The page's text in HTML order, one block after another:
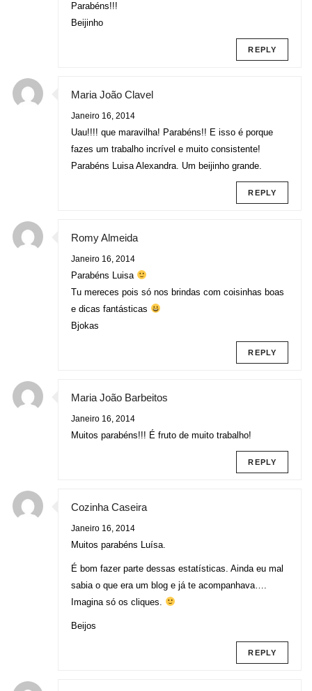
Parabéns!!!
Beijinho
REPLY
Maria João Clavel
Janeiro 16, 2014
Uau!!!! que maravilha! Parabéns!! E isso é porque
fazes um trabalho incrível e muito consistente!
Parabéns Luisa Alexandra. Um beijinho grande.
REPLY
Romy Almeida
Janeiro 16, 2014
Parabéns Luisa
Tu mereces pois só nos brindas com coisinhas boas
e dicas fantásticas
Bjokas
REPLY
Maria João Barbeitos
Janeiro 16, 2014
Muitos parabéns!!! É fruto de muito trabalho!
REPLY
Cozinha Caseira
Janeiro 16, 2014
Muitos parabéns Luísa.
É bom fazer parte dessas estatísticas. Ainda eu mal
sabia o que era um blog e já te acompanhava….
Imagina só os cliques.
Beijos
REPLY